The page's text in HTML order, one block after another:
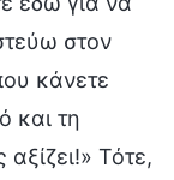
στον
κάνετε
και τη
Τότε,